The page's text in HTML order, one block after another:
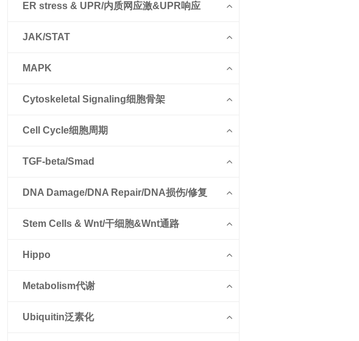
ER stress & UPR/内质网应激&UPR响应
JAK/STAT
MAPK
Cytoskeletal Signaling细胞骨架
Cell Cycle细胞周期
TGF-beta/Smad
DNA Damage/DNA Repair/DNA损伤/修复
Stem Cells & Wnt/干细胞&Wnt通路
Hippo
Metabolism代谢
Ubiquitin泛素化